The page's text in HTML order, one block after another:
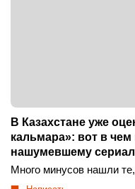
В Казахстане уже
кальмара»: вот в чем
нашумевшему
Много минусов нашли